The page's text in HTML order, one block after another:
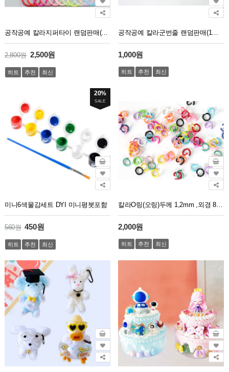
공작공예 칼라지퍼타이 랜덤판매(1봉지13개)
2,800원 2,500원
히트 추천 최신
1,000원
히트 추천 최신
20%
SALE
미니6색물감세트 DYI 미니평붓포함
560원 450원
히트 추천 최신
2,000원
히트 추천 최신